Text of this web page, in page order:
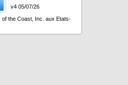
v4 05/07/26
the Coast, Inc. aux Etats-